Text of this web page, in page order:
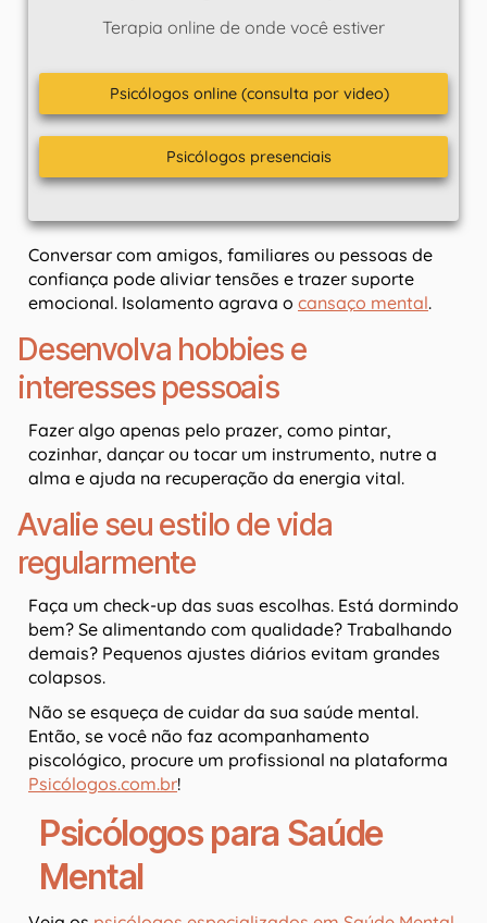
Terapia online de onde você estiver
Psicólogos online (consulta por video)
Psicólogos presenciais
Conversar com amigos, familiares ou pessoas de
confiança pode aliviar tensões e trazer suporte
emocional. Isolamento agrava o cansaço mental.
Desenvolva hobbies e
interesses pessoais
Fazer algo apenas pelo prazer, como pintar,
cozinhar, dançar ou tocar um instrumento, nutre a
alma e ajuda na recuperação da energia vital.
Avalie seu estilo de vida
regularmente
Faça um check-up das suas escolhas. Está dormindo
bem? Se alimentando com qualidade? Trabalhando
demais? Pequenos ajustes diários evitam grandes
colapsos.
Não se esqueça de cuidar da sua saúde mental.
Então, se você não faz acompanhamento
piscológico, procure um profissional na plataforma
Psicólogos.com.br!
Psicólogos para Saúde
Mental